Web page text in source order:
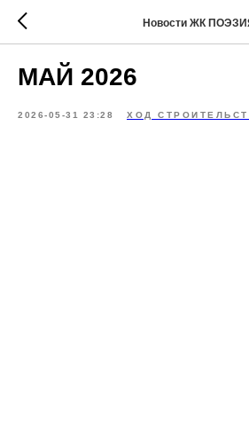
Новости ЖК
МАЙ 2026
2026-05-31 23:28 ХОД